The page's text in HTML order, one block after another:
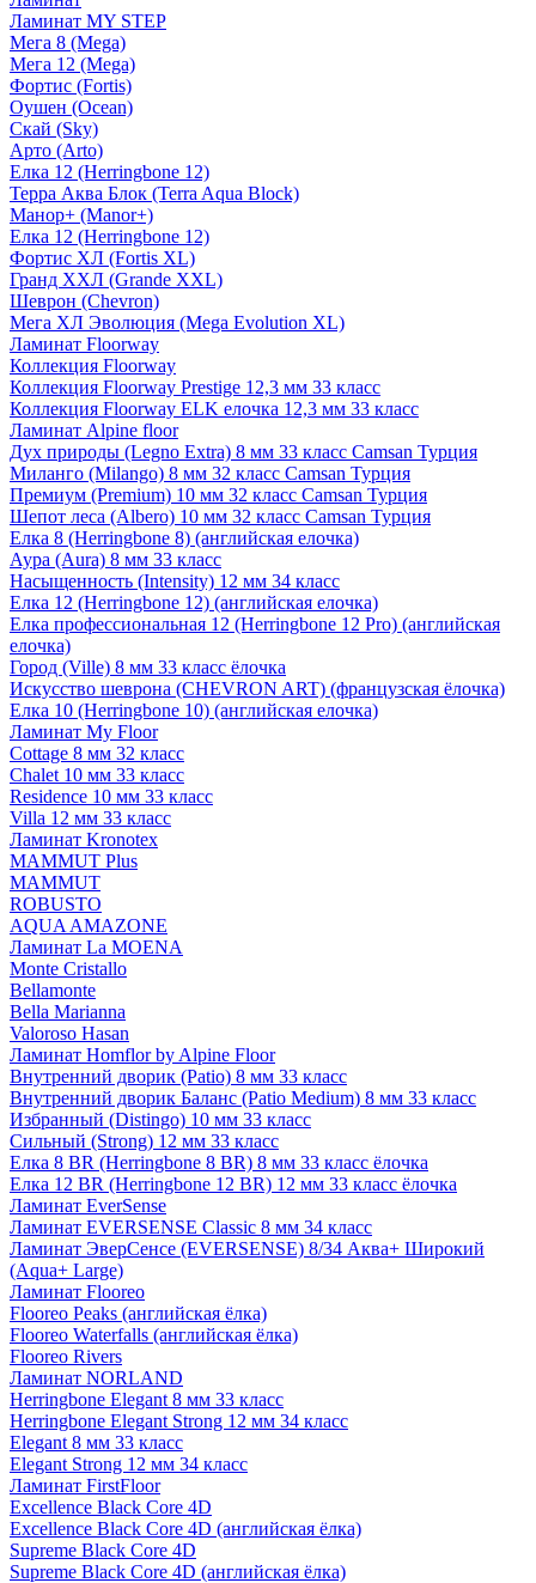
Ламинат MY STEP
Мега 8 (Mega)
Мега 12 (Mega)
Фортис (Fortis)
Оушен (Ocean)
Скай (Sky)
Арто (Arto)
Елка 12 (Herringbone 12)
Терра Аква Блок (Terra Aqua Block)
Манор+ (Manor+)
Елка 12 (Herringbone 12)
Фортис ХЛ (Fortis XL)
Гранд ХХЛ (Grande XXL)
Шеврон (Chevron)
Мега ХЛ Эволюция (Mega Evolution XL)
Ламинат Floorway
Коллекция Floorway
Коллекция Floorway Prestige 12,3 мм 33 класс
Коллекция Floorway ELK елочка 12,3 мм 33 класс
Ламинат Alpine floor
Дух природы (Legno Extra) 8 мм 33 класс Camsan Турция
Миланго (Milango) 8 мм 32 класс Camsan Турция
Премиум (Premium) 10 мм 32 класс Camsan Турция
Шепот леса (Albero) 10 мм 32 класс Camsan Турция
Елка 8 (Herringbone 8) (английская елочка)
Аура (Aura) 8 мм 33 класс
Насыщенность (Intensity) 12 мм 34 класс
Елка 12 (Herringbone 12) (английская елочка)
Елка профессиональная 12 (Herringbone 12 Pro) (английская
елочка)
Город (Ville) 8 мм 33 класс ёлочка
Искусство шеврона (CHEVRON ART) (французская ёлочка)
Елка 10 (Herringbone 10) (английская елочка)
Ламинат My Floor
Cottage 8 мм 32 класс
Chalet 10 мм 33 класс
Residence 10 мм 33 класс
Villa 12 мм 33 класс
Ламинат Kronotex
MAMMUT Plus
MAMMUT
ROBUSTO
AQUA AMAZONE
Ламинат La MOENA
Monte Cristallo
Bellamonte
Bella Marianna
Valoroso Hasan
Ламинат Homflor by Alpine Floor
Внутренний дворик (Patio) 8 мм 33 класс
Внутренний дворик Баланс (Patio Medium) 8 мм 33 класс
Избранный (Distingo) 10 мм 33 класс
Сильный (Strong) 12 мм 33 класс
Елка 8 BR (Herringbone 8 BR) 8 мм 33 класс ёлочка
Елка 12 BR (Herringbone 12 BR) 12 мм 33 класс ёлочка
Ламинат EverSense
Ламинат EVERSENSE Classic 8 мм 34 класс
Ламинат ЭверСенсе (EVERSENSE) 8/34 Аква+ Широкий
(Aqua+ Large)
Ламинат Flooreo
Flooreo Peaks (английская ёлка)
Flooreo Waterfalls (английская ёлка)
Flooreo Rivers
Ламинат NORLAND
Herringbone Elegant 8 мм 33 класс
Herringbone Elegant Strong 12 мм 34 класс
Elegant 8 мм 33 класс
Elegant Strong 12 мм 34 класс
Ламинат FirstFloor
Excellence Black Core 4D
Excellence Black Core 4D (английская ёлка)
Supreme Black Core 4D
Supreme Black Core 4D (английская ёлка)